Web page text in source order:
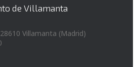
de Villamanta
Villamanta (Madrid)